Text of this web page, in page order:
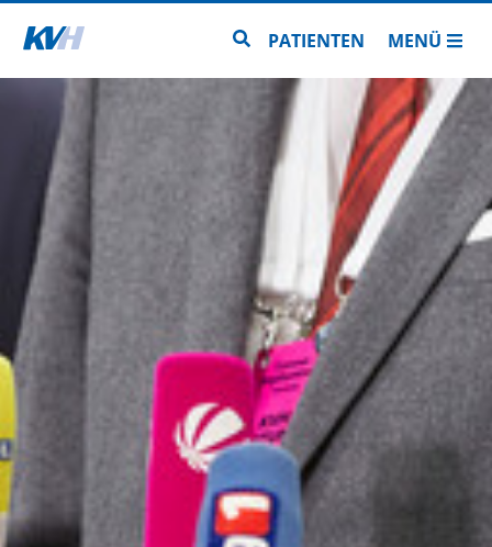
Zur Startseite Zur Seitensuche
PATIENTEN MENÜ